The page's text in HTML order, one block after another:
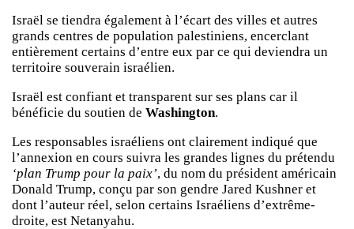
Israël se tiendra également à l’écart des villes et autres
grands centres de population palestiniens, encerclant
entièrement certains d’entre eux par ce qui deviendra un
territoire souverain israélien.
Israël est confiant et transparent sur ses plans car il
bénéficie du soutien de Washington.
Les responsables israéliens ont clairement indiqué que
l’annexion en cours suivra les grandes lignes du prétendu
‘plan Trump pour la paix’, du nom du président américain
Donald Trump, conçu par son gendre Jared Kushner et
dont l’auteur réel, selon certains Israéliens d’extrême-
droite, est Netanyahu.